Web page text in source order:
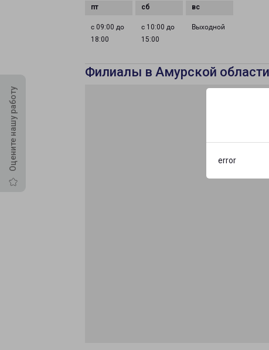
error
Оцените нашу работу
с 09:00 до
18:00
с 10:00 до
15:00
Выходной
Филиалы в Амурской области